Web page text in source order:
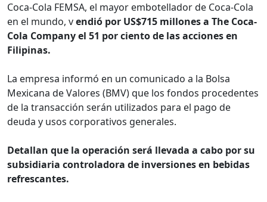
Coca-Cola FEMSA, el mayor embotellador de Coca-Cola
en el mundo, vendió por US$715 millones a The Coca-
Cola Company el 51 por ciento de las acciones en
Filipinas.
La empresa informó en un comunicado a la Bolsa
Mexicana de Valores (BMV) que los fondos procedentes
de la transacción serán utilizados para el pago de
deuda y usos corporativos generales.
Detallan que la operación será llevada a cabo por su
subsidiaria controladora de inversiones en bebidas
refrescantes.